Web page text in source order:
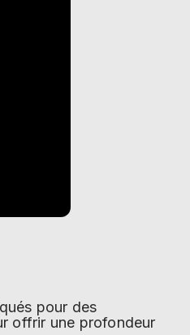
pour des
offrir une profondeur